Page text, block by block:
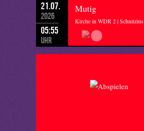
21.07.
2026
05:55
Uhr
Mutig
Kirche in WDR 2 | Schnitzius